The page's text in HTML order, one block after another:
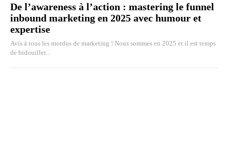
De l’awareness à l’action : mastering le funnel
inbound marketing en 2025 avec humour et
expertise
Avis à tous les mordus de marketing ! Nous sommes en 2025 et il est temps
de bidouiller...